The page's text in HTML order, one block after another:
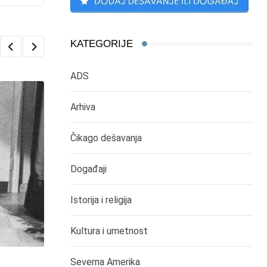
KATEGORIJE
ADS
Arhiva
Čikago dešavanja
Događaji
Istorija i religija
Kultura i umetnost
Severna Amerika